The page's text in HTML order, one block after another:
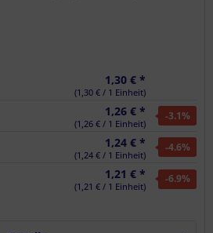
1,30 € *
(1,30 € / 1 Einheit)
1,26 € *
(1,26 € / 1 Einheit)
-3.1%
1,24 € *
(1,24 € / 1 Einheit)
-4.6%
1,21 € *
(1,21 € / 1 Einheit)
-6.9%